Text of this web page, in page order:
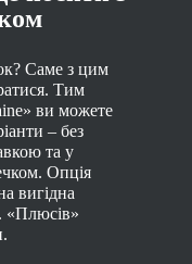
Саме з цим
Тим
ви можете
– без
та у
Опція
вигідна
«Плюсів»